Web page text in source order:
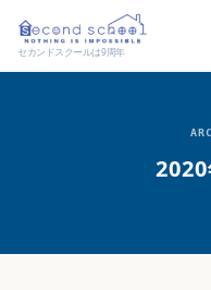
セカンドスクールは9周年